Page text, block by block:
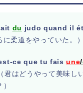
du judo quand il
に柔道をやっていた。）
ce que tu faisune/
（君はどうやって美味し